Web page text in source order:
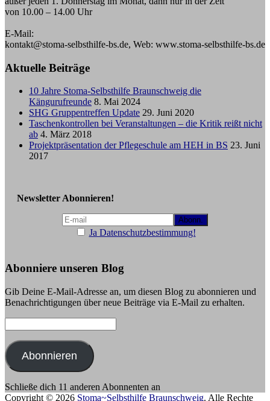
von 10.00 – 14.00 Uhr
E-Mail:
kontakt@stoma-selbsthilfe-bs.de, Web: www.stoma-selbsthilfe-bs.de
Aktuelle Beiträge
10 Jahre Stoma-Selbsthilfe Braunschweig die
Kängurufreunde 8. Mai 2024
SHG Gruppentreffen Update 29. Juni 2020
Taschenkontrollen bei Veranstaltungen – die Kritik reißt nicht
ab 4. März 2018
Projektpräsentation der Pflegeschule am HEH in BS 23. Juni
2017
Newsletter Abonnieren!
Ja Datenschutzbestimmung!
Abonniere unseren Blog
Gib Deine E-Mail-Adresse an, um diesen Blog zu abonnieren und
Benachrichtigungen über neue Beiträge via E-Mail zu erhalten.
Mail-
Adresse:
Abonnieren
Schließe dich 11 anderen Abonnenten an
Copyright © 2026 Stoma~Selbsthilfe Braunschweig. Alle Rechte